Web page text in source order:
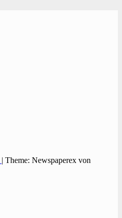
| Theme: Newspaperex von